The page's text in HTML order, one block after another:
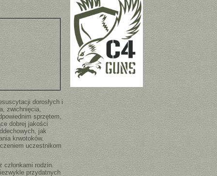
dorosłych i
zwichnięcia,
sprzętem,
dobrej jakości
jak
krwotoków.
uczestnikom
rodzin.
przydatnych